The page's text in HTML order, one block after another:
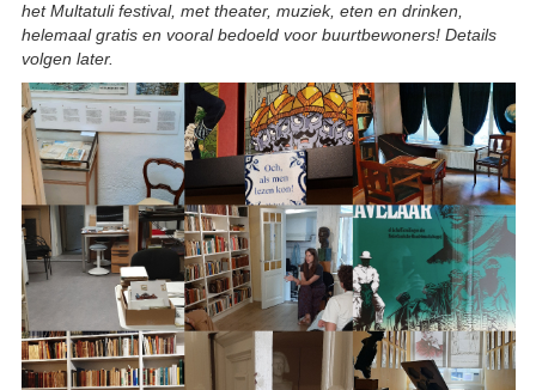
het Multatuli festival, met theater, muziek, eten en drinken,
helemaal gratis en vooral bedoeld voor buurtbewoners! Details
volgen later.